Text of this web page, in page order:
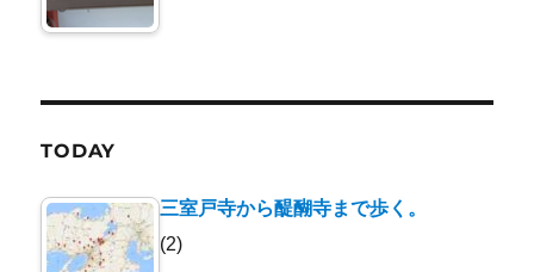
TODAY
三室戸寺から醍醐寺まで歩く。
(2)